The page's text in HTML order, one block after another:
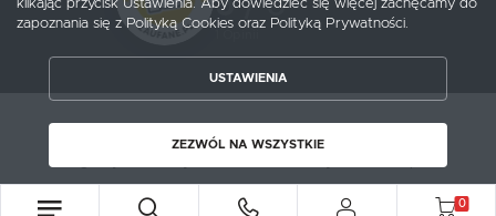
Copyright by probox.pl
0
klikając przycisk Ustawienia. Aby dowiedzieć się więcej zachęcamy do
zapoznania się z Polityką Cookies oraz Polityką Prywatności.
USTAWIENIA
ZEZWÓL NA WSZYSTKIE
ZAPISZ WYBRANE